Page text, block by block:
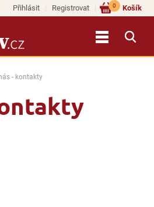
Přihlásit Registrovat Košík
0
- kontakty